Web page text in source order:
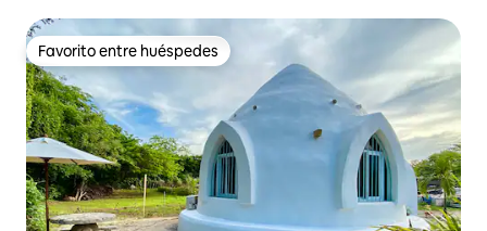
Favorito entre huéspedes
Favorito entre huéspedes